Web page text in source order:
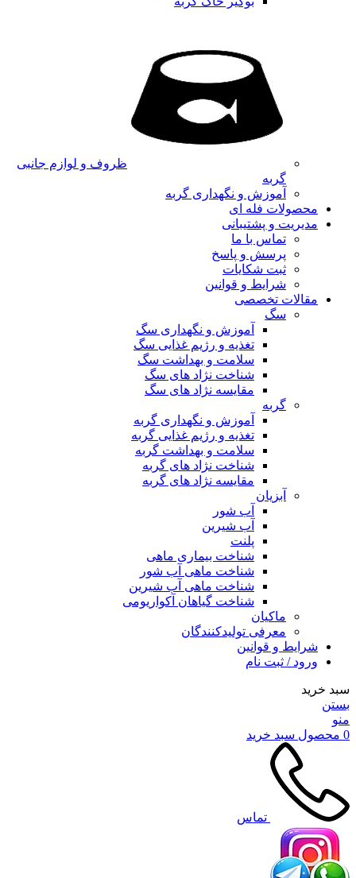
ظروف و لوازم جانبی
گربه
آموزش و نگهداری گربه
محصولات فله ای
مدیریت و پشتیبانی
تماس با ما
پرسش و پاسخ
ثبت شکایات
شرایط و قوانین
مقالات تخصصی
سگ
آموزش و نگهداری سگ
تغذیه و رژیم غذایی سگ
سلامت و بهداشت سگ
شناخت نژاد های سگ
مقایسه نژاد های سگ
گربه
آموزش و نگهداری گربه
تغذیه و رژیم غذایی گربه
سلامت و بهداشت گربه
شناخت نژاد های گربه
مقایسه نژاد های گربه
آبزیان
آب شور
آب شیرین
پلنت
شناخت بیماری ماهی
شناخت ماهی آب شور
شناخت ماهی آب شیرین
شناخت گیاهان آکواریومی
ماکیان
معرفی تولیدکنندگان
شرایط و قوانین
ورود / ثبت نام
سبد خرید
بستن
منو
0 محصول سبد خرید
تماس